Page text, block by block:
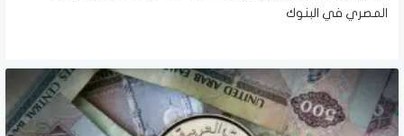
المصري في البنوك